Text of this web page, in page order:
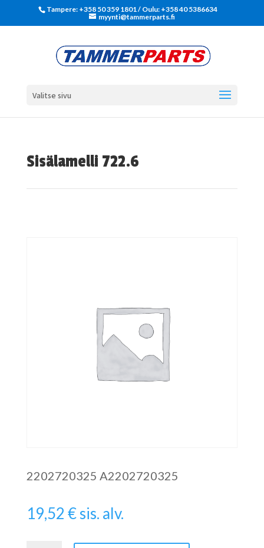
Tampere: +358 50 359 1801‬ / Oulu: +358 40 5386634
myynti@tammerparts.fi
Valitse sivu
Sisälamelli 722.6
2202720325 A2202720325
19,52 €sis. alv.